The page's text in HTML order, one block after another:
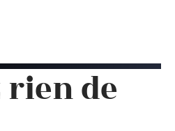
rien de